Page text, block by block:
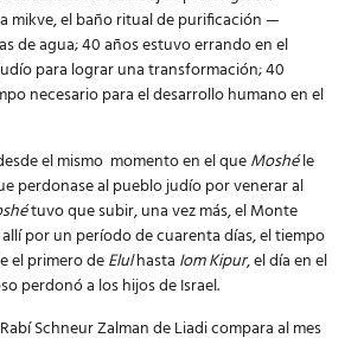
mikve, el baño ritual de purificación —
de agua; 40 años estuvo errando en el
para lograr una transformación; 40
necesario para el desarrollo humano en el
el mismo momento en el queMoshéle
perdonase al pueblo judío por venerar al
tuvo que subir, una vez más, el Monte
por un período de cuarenta días, el tiempo
el primero deElulhasta Iom Kipur, el día en el
perdonó a los hijos de Israel.
Schneur Zalman de Liadi compara al mes